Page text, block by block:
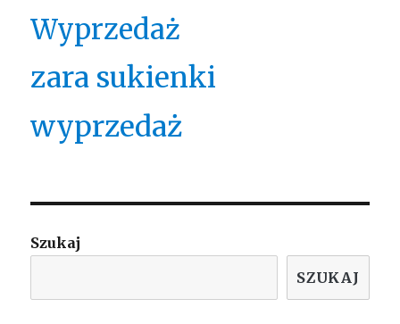
Wyprzedaż
zara sukienki
wyprzedaż
Szukaj
SZUKAJ